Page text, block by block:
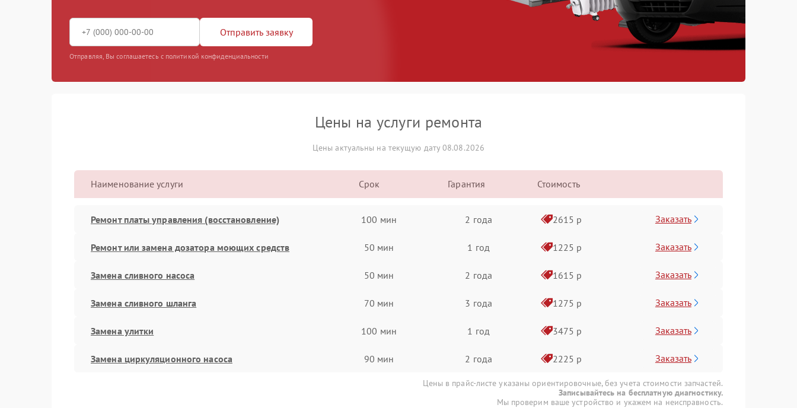
Отправить заявку
Отправляя, Вы соглашаетесь с политикой конфиденциальности
Цены на услуги ремонта
Цены актуальны на текущую дату 08.08.2026
Наименование услуги Срок Гарантия Стоимость
Ремонт платы управления (восстановление) 100 мин 2 года 2615 р Заказать
Ремонт или замена дозатора моющих средств 50 мин 1 год 1225 р Заказать
Замена сливного насоса 50 мин 2 года 1615 р Заказать
Замена сливного шланга 70 мин 3 года 1275 р Заказать
Замена улитки 100 мин 1 год 3475 р Заказать
Замена циркуляционного насоса 90 мин 2 года 2225 р Заказать
Цены в прайс-листе указаны ориентировочные, без учета стоимости запчастей.
Записывайтесь на бесплатную диагностику.
Мы проверим ваше устройство и укажем на неисправность.